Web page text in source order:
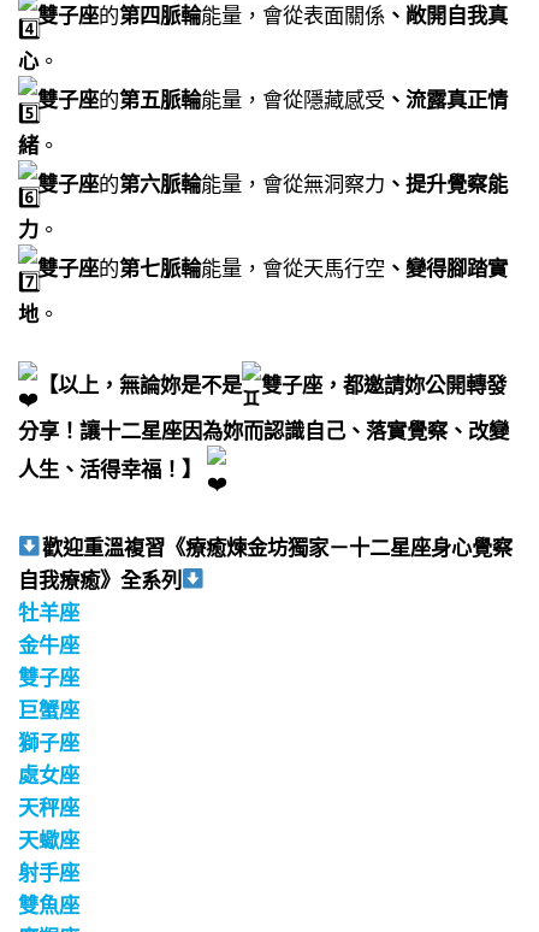
雙子座的第四脈輪能量，會從表面關係 、敞開自我真
心。​
雙子座的第五脈輪能量，會從隱藏感受 、流露真正情
緒。​
雙子座的第六脈輪能量，會從無洞察力 、提升覺察能
力 。​
雙子座的第七脈輪能量，會從天馬行空 、變得腳踏實
地。​
【以上，無論妳是不是
雙子座，都邀請妳公開轉發
分享！讓十二星座因為妳而認識自己、落實覺察、改變
人生、活得幸福！】
歡迎重溫複習《療癒煉金坊獨家－十二星座身心覺察
自我療癒》全系列
牡羊座
金牛座
雙子座
巨蟹座
獅子座
處女座
天秤座
天蠍座
射手座
雙魚座